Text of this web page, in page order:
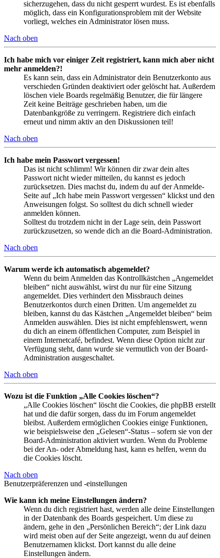
sicherzugehen, dass du nicht gesperrt wurdest. Es ist ebenfalls
möglich, dass ein Konfigurationsproblem mit der Website
vorliegt, welches ein Administrator lösen muss.
Nach oben
Ich habe mich vor einiger Zeit registriert, kann mich aber nicht
mehr anmelden?!
Es kann sein, dass ein Administrator dein Benutzerkonto aus
verschieden Gründen deaktiviert oder gelöscht hat. Außerdem
löschen viele Boards regelmäßig Benutzer, die für längere
Zeit keine Beiträge geschrieben haben, um die
Datenbankgröße zu verringern. Registriere dich einfach
erneut und nimm aktiv an den Diskussionen teil!
Nach oben
Ich habe mein Passwort vergessen!
Das ist nicht schlimm! Wir können dir zwar dein altes
Passwort nicht wieder mitteilen, du kannst es jedoch
zurücksetzen. Dies machst du, indem du auf der Anmelde-
Seite auf „Ich habe mein Passwort vergessen“ klickst und den
Anweisungen folgst. So solltest du dich schnell wieder
anmelden können.
Solltest du trotzdem nicht in der Lage sein, dein Passwort
zurückzusetzen, so wende dich an die Board-Administration.
Nach oben
Warum werde ich automatisch abgemeldet?
Wenn du beim Anmelden das Kontrollkästchen „Angemeldet
bleiben“ nicht auswählst, wirst du nur für eine Sitzung
angemeldet. Dies verhindert den Missbrauch deines
Benutzerkontos durch einen Dritten. Um angemeldet zu
bleiben, kannst du das Kästchen „Angemeldet bleiben“ beim
Anmelden auswählen. Dies ist nicht empfehlenswert, wenn
du dich an einem öffentlichen Computer, zum Beispiel in
einem Internetcafé, befindest. Wenn diese Option nicht zur
Verfügung steht, dann wurde sie vermutlich von der Board-
Administration ausgeschaltet.
Nach oben
Wozu ist die Funktion „Alle Cookies löschen“?
„Alle Cookies löschen“ löscht die Cookies, die phpBB erstellt
hat und die dafür sorgen, dass du im Forum angemeldet
bleibst. Außerdem ermöglichen Cookies einige Funktionen,
wie beispielsweise den „Gelesen“-Status – sofern sie von der
Board-Administration aktiviert wurden. Wenn du Probleme
bei der An- oder Abmeldung hast, kann es helfen, wenn du
die Cookies löscht.
Nach oben
Benutzerpräferenzen und -einstellungen
Wie kann ich meine Einstellungen ändern?
Wenn du dich registriert hast, werden alle deine Einstellungen
in der Datenbank des Boards gespeichert. Um diese zu
ändern, gehe in den „Persönlichen Bereich“; der Link dazu
wird meist oben auf der Seite angezeigt, wenn du auf deinen
Benutzernamen klickst. Dort kannst du alle deine
Einstellungen ändern.